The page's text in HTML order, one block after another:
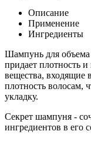
Описание
Применение
Ингредиенты
Шампунь для
придает плотность
вещества, входящие
плотность волосам,
укладку.
Секрет шампуня -
ингредиентов в его